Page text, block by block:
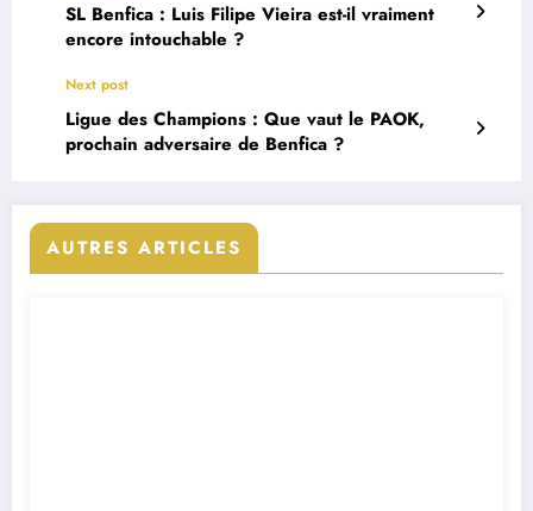
SL Benfica : Luis Filipe Vieira est-il vraiment
encore intouchable ?
Next post
Ligue des Champions : Que vaut le PAOK,
prochain adversaire de Benfica ?
AUTRES ARTICLES